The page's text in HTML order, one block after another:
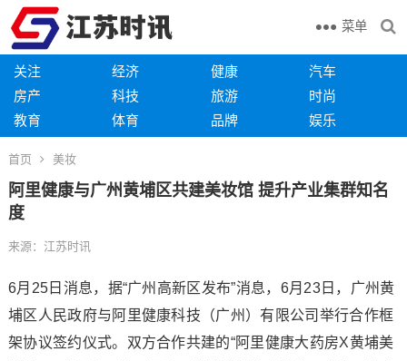
菜单
关注 经济 健康
汽车
房产
科技 旅游
时尚
教育
体育 品牌 娱乐
首页 美妆
阿里健康与广州黄埔区共建美妆馆 提升产业集群知名
度
来源：江苏时讯
6月25日消息，据“广州高新区发布”消息，6月23日，广州黄
埔区人民政府与阿里健康科技（广州）有限公司举行合作框
架协议签约仪式。双方合作共建的“阿里健康大药房X黄埔美